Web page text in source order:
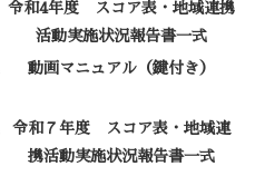
令和4年度 スコア表・地域連携
活動実施状況報告書一式
動画マニュアル（鍵付き）
令和７年度 スコア表・地域連
携活動実施状況報告書一式